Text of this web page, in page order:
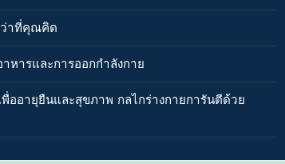
ว่าที่คุณคิด
ารและการออกกำลังกาย
อายุยืนและสุขภาพ กลไกร่างกายการันตีด้วย